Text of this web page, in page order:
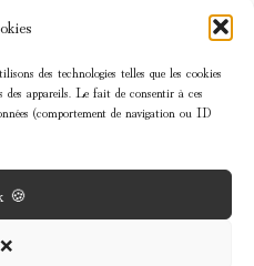
des technologies telles que les cookies
appareils. Le fait de consentir à ces
(comportement de navigation ou ID
🍪
❌